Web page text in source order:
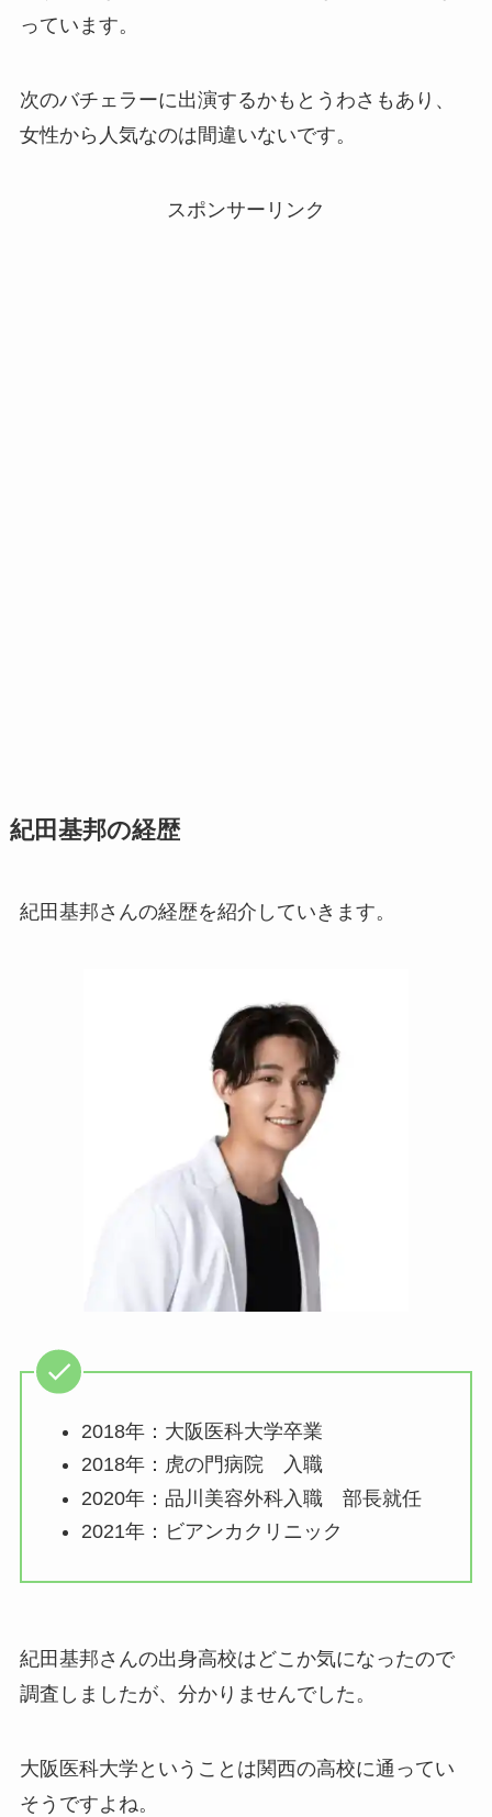
っています。
次のバチェラーに出演するかもとうわさもあり、
女性から人気なのは間違いないです。
スポンサーリンク
紀田基邦の経歴
紀田基邦さんの経歴を紹介していきます。
2018年：大阪医科大学卒業
2018年：虎の門病院 入職
2020年：品川美容外科入職 部長就任
2021年：ビアンカクリニック
紀田基邦さんの出身高校はどこか気になったので
調査しましたが、分かりませんでした。
大阪医科大学ということは関西の高校に通ってい
そうですよね。